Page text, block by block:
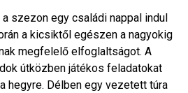
a szezon egy családi nappal indul
a kicsiktől egészen a nagyokig
megfelelő elfoglaltságot. A
útközben játékos feladatokat
hegyre. Délben egy vezetett túra